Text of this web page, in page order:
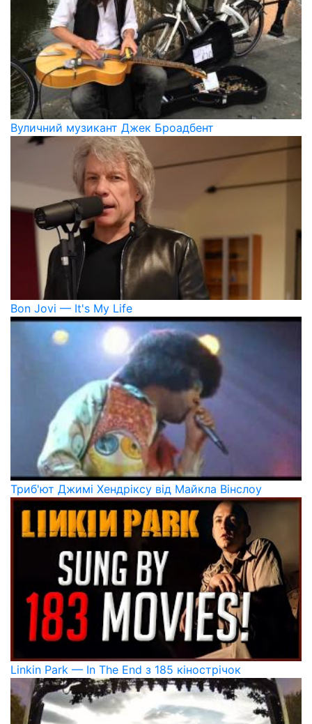
Вуличний музикант Джек Броадбент
Bon Jovi — It's My Life
Триб'ют Джимі Хендріксу від Майкла Вінслоу
Linkin Park — In The End з 185 кінострічок